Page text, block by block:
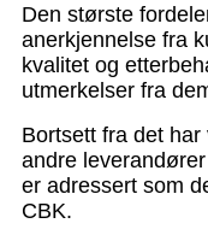
Den største
anerkjennelse fra
kvalitet og
utmerkelser fra
Bortsett fra det
andre
er adressert som
CBK.